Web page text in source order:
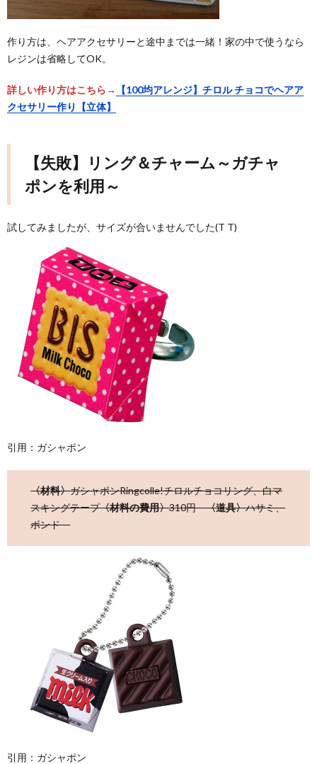
作り方は、ヘアアクセサリーと途中までは一緒！家の中で使うなら
レジンは省略してOK。
詳しい作り方はこちら→
【100均アレンジ】チロル チョコでヘアア
クセサリー作り【立体】
【失敗】リング＆チャーム～ガチャ
ポンを利用～
試してみましたが、サイズが合いませんでした(T T)
引用：ガシャポン
〈材料〉ガシャポンRingcolle!チロルチョコリング、白マ
スキングテープ〈材料の費用〉310円〈道具〉ハサミ、
ボンド
引用：ガシャポン